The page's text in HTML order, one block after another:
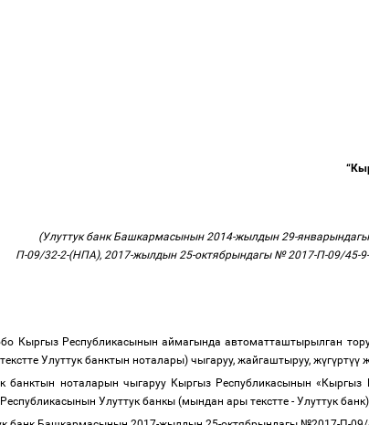
(Улуттук банк Башкармасынын 2014-жылдын 29-
П-09/32-2-(НПА), 2017-жылдын 25-октябрындагы № 2017-П-09/
Кыргыз Республикасынын аймагында автоматташтырылган
текстте Улуттук банктын ноталары) чыгаруу, жайгаштыруу, жүгүртүү
банктын ноталарын чыгаруу Кыргыз Республикасынын
Республикасынын Улуттук банкы (мындан ары текстте - Улуттук